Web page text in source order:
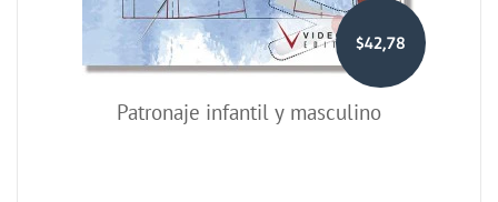
$42,78
Patronaje infantil y masculino